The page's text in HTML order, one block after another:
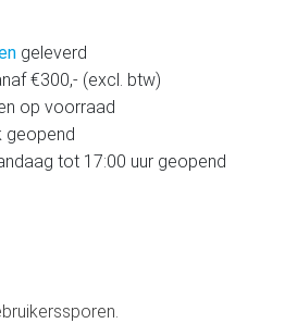
geleverd
€300,- (excl. btw)
op voorraad
geopend
tot 17:00 uur geopend